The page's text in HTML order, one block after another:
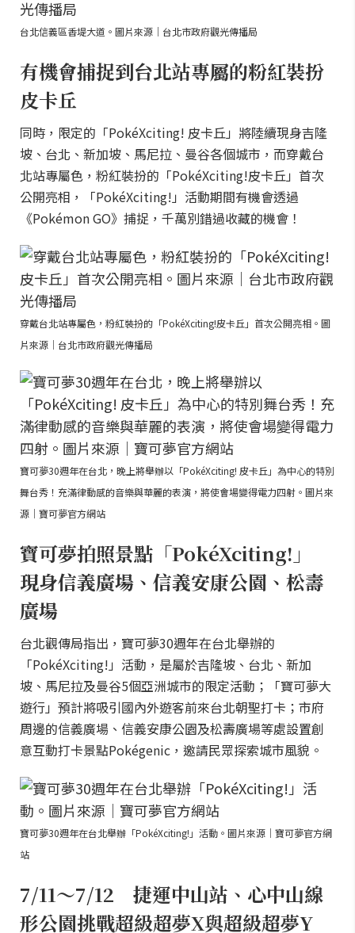
台北信義區香堤大道。圖片來源｜台北市政府觀光傳播局
有機會捕捉到台北站專屬的粉紅裝扮
皮卡丘
同時，限定的「PokéXciting! 皮卡丘」將陸續現身吉隆
坡、台北、新加坡、馬尼拉、曼谷各個城市，而穿戴台
北站專屬色，粉紅裝扮的「PokéXciting!皮卡丘」首次
公開亮相，「PokéXciting!」活動期間有機會透過
《Pokémon GO》捕捉，千萬別錯過收藏的機會！
穿戴台北站專屬色，粉紅裝扮的「PokéXciting!皮卡丘」首次公開亮相。圖
片來源｜台北市政府觀光傳播局
寶可夢30週年在台北，晚上將舉辦以「PokéXciting! 皮卡丘」為中心的特別
舞台秀！充滿律動感的音樂與華麗的表演，將使會場變得電力四射。圖片來
源｜寶可夢官方網站
寶可夢拍照景點「PokéXciting!」
現身信義廣場、信義安康公園、松壽
廣場
台北觀傳局指出，寶可夢30週年在台北舉辦的
「PokéXciting!」活動，是屬於吉隆坡、台北、新加
坡、馬尼拉及曼谷5個亞洲城市的限定活動；「寶可夢大
遊行」預計將吸引國內外遊客前來台北朝聖打卡；市府
周邊的信義廣場、信義安康公園及松壽廣場等處設置創
意互動打卡景點Pokégenic，邀請民眾探索城市風貌。
寶可夢30週年在台北舉辦「PokéXciting!」活動。圖片來源｜寶可夢官方網
站
7/11～7/12 捷運中山站、心中山線
形公園挑戰超級超夢X與超級超夢Y